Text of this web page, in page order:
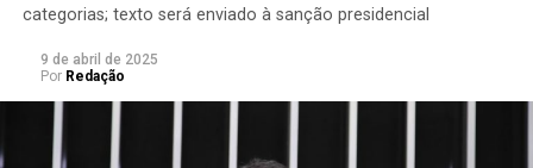
categorias; texto será enviado à sanção presidencial
9 de abril de 2025
Por Redação